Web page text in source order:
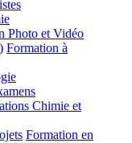
Photo et Vidéo
Formation à
Chimie et
Formation en